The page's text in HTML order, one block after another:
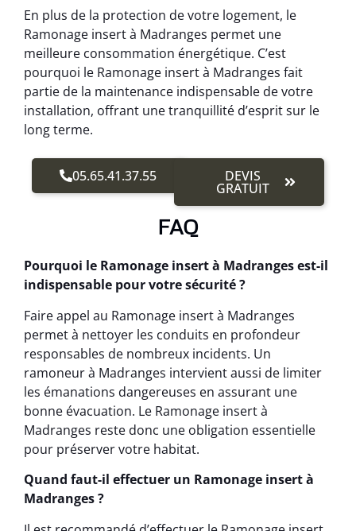
En plus de la protection de votre logement, le
Ramonage insert à Madranges permet une
meilleure consommation énergétique. C’est
pourquoi le Ramonage insert à Madranges fait
partie de la maintenance indispensable de votre
installation, offrant une tranquillité d’esprit sur le
long terme.
05.65.41.37.55 DEVIS
GRATUIT
FAQ
Pourquoi le Ramonage insert à Madranges est-il
indispensable pour votre sécurité ?
Faire appel au Ramonage insert à Madranges
permet à nettoyer les conduits en profondeur
responsables de nombreux incidents. Un
ramoneur à Madranges intervient aussi de limiter
les émanations dangereuses en assurant une
bonne évacuation. Le Ramonage insert à
Madranges reste donc une obligation essentielle
pour préserver votre habitat.
Quand faut-il effectuer un Ramonage insert à
Madranges ?